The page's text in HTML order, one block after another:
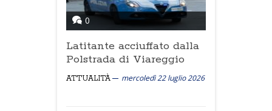
0
Latitante acciuffato dalla
Polstrada di Viareggio
ATTUALITÀ mercoledì 22 luglio 2026